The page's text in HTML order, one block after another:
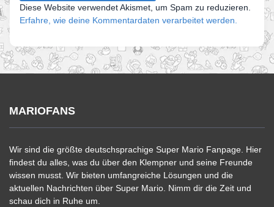
Diese Website verwendet Akismet, um Spam zu reduzieren.
Erfahre, wie deine Kommentardaten verarbeitet werden.
MARIOFANS
Wir sind die größte deutschsprachige Super Mario Fanpage. Hier
findest du alles, was du über den Klempner und seine Freunde
wissen musst. Wir bieten umfangreiche Lösungen und die
aktuellen Nachrichten über Super Mario. Nimm dir die Zeit und
schau dich in Ruhe um.